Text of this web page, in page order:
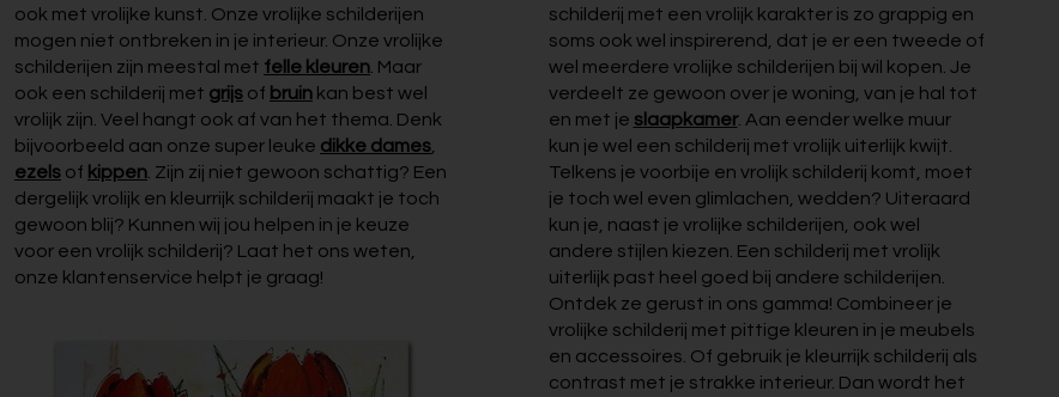
ook met vrolijke kunst. Onze vrolijke schilderijen
mogen niet ontbreken in je interieur. Onze vrolijke
schilderijen zijn meestal met felle kleuren . Maar
ook een schilderij met grijs of bruin kan best wel
vrolijk zijn. Veel hangt ook af van het thema. Denk
bijvoorbeeld aan onze super leuke dikke dames
ezels of kippen . Zijn zij niet gewoon schattig? Een
dergelijk vrolijk en kleurrijk schilderij maakt je toch
gewoon blij? Kunnen wij jou helpen in je keuze
voor een vrolijk schilderij? Laat het ons weten,
onze klantenservice helpt je graag!
schilderij met een vrolijk karakter is zo grappig en
soms ook wel inspirerend, dat je er een tweede of
wel meerdere vrolijke schilderijen bij wil kopen. Je
verdeelt ze gewoon over je woning, van je hal tot
en met je slaapkamer. Aan eender welke muur
kun je wel een schilderij met vrolijk uiterlijk kwijt.
Telkens je voorbije en vrolijk schilderij komt, moet
je toch wel even glimlachen, wedden? Uiteraard
kun je, naast je vrolijke schilderijen, ook wel
andere stijlen kiezen. Een schilderij met vrolijk
uiterlijk past heel goed bij andere schilderijen.
Ontdek ze gerust in ons gamma! Combineer je
vrolijke schilderij met pittige kleuren in je meubels
en accessoires. Of gebruik je kleurrijk schilderij als
contrast met je strakke interieur. Dan wordt het